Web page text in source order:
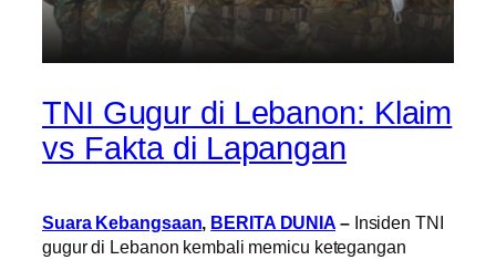
TNI Gugur di Lebanon: Klaim
vs Fakta di Lapangan
Suara Kebangsaan, BERITA DUNIA – Insiden TNI
gugur di Lebanon kembali memicu ketegangan